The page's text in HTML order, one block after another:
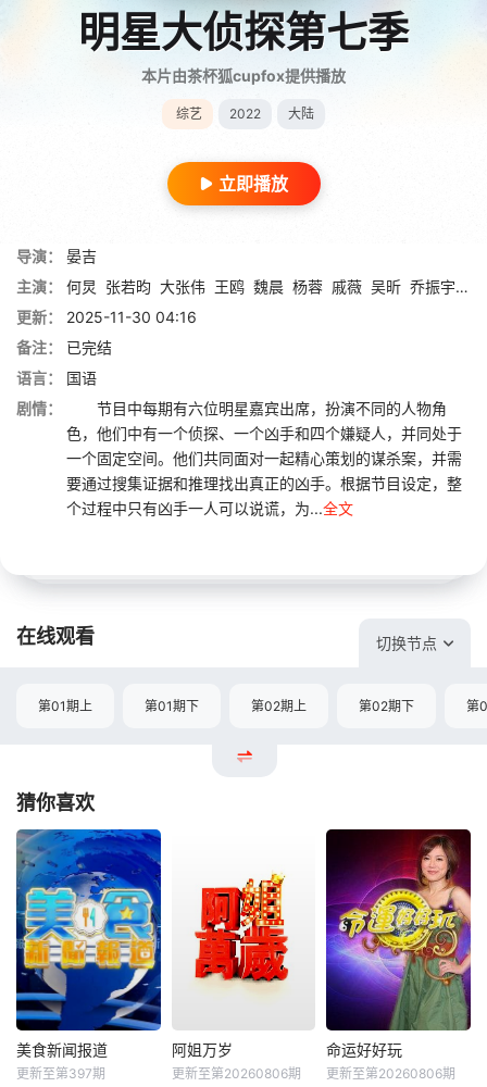
明星大侦探第七季
本片由茶杯狐cupfox提供播放
综艺 2022 大陆
立即播放
导演：
晏吉
主演：
何炅 张若昀 大张伟 王鸥 魏晨 杨蓉 戚薇 吴昕 乔振宇 张
更新：
2025-11-30 04:16
备注：
已完结
语言：
国语
剧情：
节目中每期有六位明星嘉宾出席，扮演不同的人物角
色，他们中有一个侦探、一个凶手和四个嫌疑人，并同处于
一个固定空间。他们共同面对一起精心策划的谋杀案，并需
要通过搜集证据和推理找出真正的凶手。根据节目设定，整
个过程中只有凶手一人可以说谎，为...全文
在线观看 切换节点
第01期上 第01期下 第02期上 第02期下 第
猜你喜欢
美食新闻报道
更新至第397期
阿姐万岁
更新至第20260806期
命运好好玩
更新至第20260806期